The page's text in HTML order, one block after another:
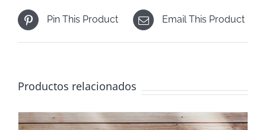
Pin This Product Email This Product
Productos relacionados